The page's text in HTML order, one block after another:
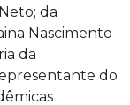
da
Nascimento
da
do